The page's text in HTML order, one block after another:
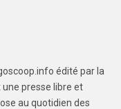
édité par la
une presse libre et
au quotidien des